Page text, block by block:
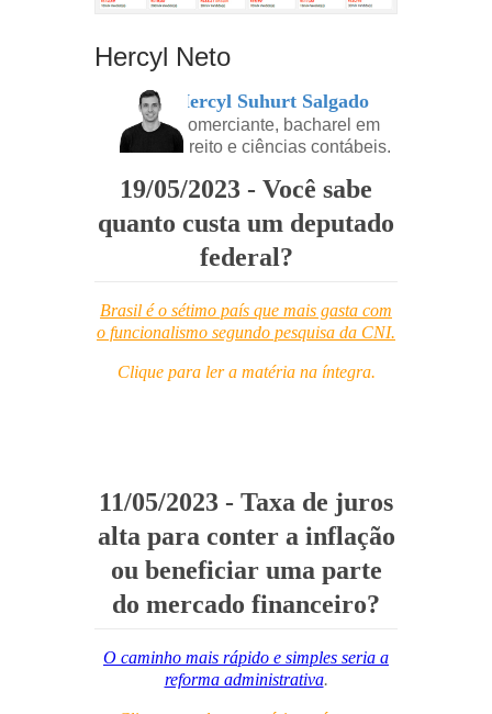
Hercyl Neto
Hercyl Suhurt Salgado
Comerciante, bacharel em
direito e ciências contábeis.
19/05/2023 - Você sabe
quanto custa um deputado
federal?
Brasil é o sétimo país que mais gasta com
o funcionalismo segundo pesquisa da CNI.
Clique para ler a matéria na íntegra.
11/05/2023 - Taxa de juros
alta para conter a inflação
ou beneficiar uma parte
do mercado financeiro?
O caminho mais rápido e simples seria a
reforma administrativa.